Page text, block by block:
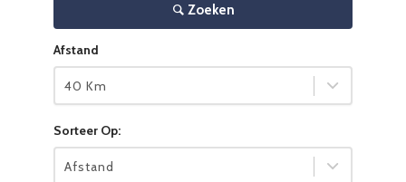
Zoeken
Afstand
40 Km
Sorteer Op:
Afstand